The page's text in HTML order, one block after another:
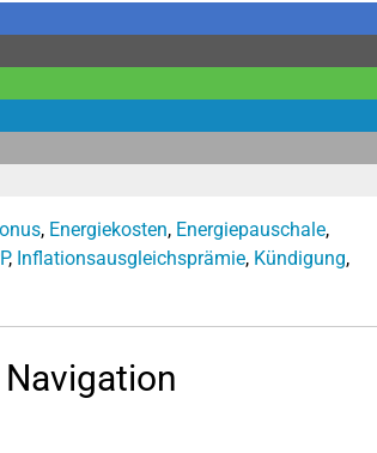
, Energiekosten, Energiepauschale,
, Inflationsausgleichsprämie, Kündigung,